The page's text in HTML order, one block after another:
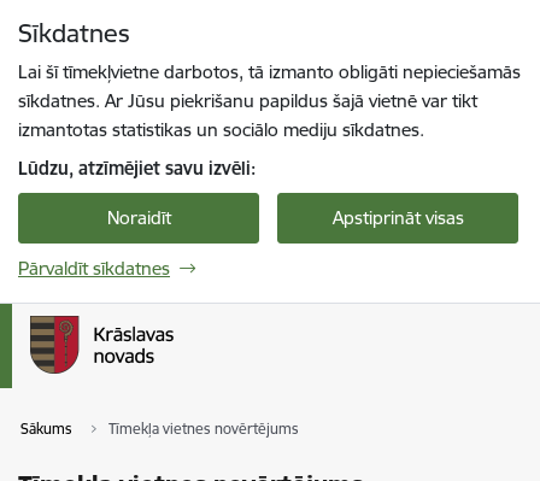
Sīkdatnes
Lai šī tīmekļvietne darbotos, tā izmanto obligāti nepieciešamās
sīkdatnes. Ar Jūsu piekrišanu papildus šajā vietnē var tikt
izmantotas statistikas un sociālo mediju sīkdatnes.
Lūdzu, atzīmējiet savu izvēli:
Noraidīt Apstiprināt visas
Pārvaldīt sīkdatnes
Sākums Tīmekļa vietnes novērtējums